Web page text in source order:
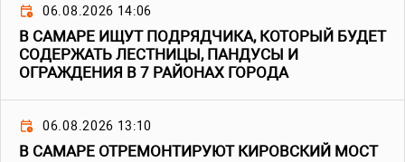
06.08.2026 14:06
В САМАРЕ ИЩУТ ПОДРЯДЧИКА, КОТОРЫЙ БУДЕТ
СОДЕРЖАТЬ ЛЕСТНИЦЫ, ПАНДУСЫ И
ОГРАЖДЕНИЯ В 7 РАЙОНАХ ГОРОДА
06.08.2026 13:10
В САМАРЕ ОТРЕМОНТИРУЮТ КИРОВСКИЙ МОСТ